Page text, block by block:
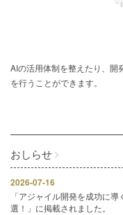
AIの活用体制を整えたり、開
を行うことができます。
おしらせ
2026-07-16
「アジャイル開発を成功に
選！」に掲載されました。